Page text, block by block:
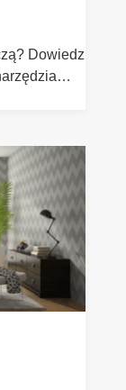
Dowiedz